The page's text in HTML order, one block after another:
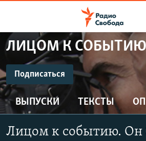
упрощенного
доступа
Вернуться
к
основному
содержанию
Вернутся
ПРОГРАММЫ
ПОДКАСТЫ
АВТОРСКИЕ ПРОЕКТЫ
ЦИТАТЫ СВОБОДЫ
МНЕНИЯ
ЛИЦОМ К СОБЫТИЮ
Подписаться
ПОДПИСАТЬСЯ
ВЫПУСКИ ТЕКСТЫ
Лицом к событию. Он